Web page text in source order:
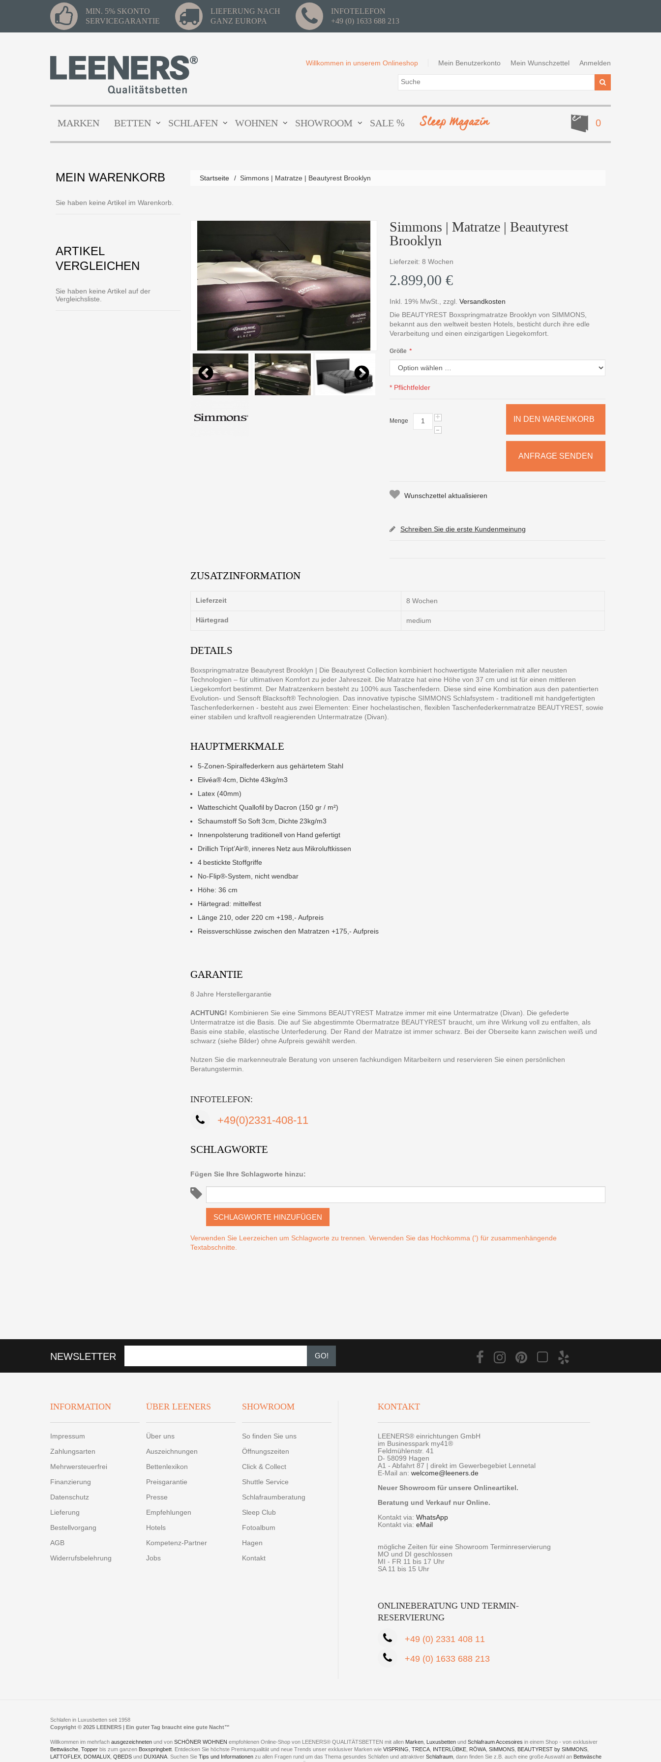
MIN. 5% SKONTO
SERVICEGARANTIE
LIEFERUNG NACH
GANZ EUROPA
INFOTELEFON
+49 (0) 1633 688 213
Mein Benutzerkonto Mein Wunschzettel Anmelden
Willkommen in unserem Onlineshop
0
MARKEN BETTEN SCHLAFEN WOHNEN SHOWROOM SALE % Sleep Magazin
Startseite / Simmons | Matratze | Beautyrest Brooklyn
Simmons | Matratze | Beautyrest
Brooklyn
Lieferzeit: 8 Wochen
2.899,00 €
Inkl. 19% MwSt. zzgl. Versandkosten
Die BEAUTYREST Boxspringmatratze Brooklyn von SIMMONS,
bekannt aus den weltweit besten Hotels, besticht durch ihre edle
Verarbeitung und einen einzigartigen Liegekomfort.
*
Größe
* Pflichtfelder
Menge +
-
IN DEN WARENKORB
ANFRAGE SENDEN
Wunschzettel aktualisieren
Schreiben Sie die erste Kundenmeinung
ZUSATZINFORMATION
Lieferzeit 8 Wochen
Härtegrad medium
DETAILS
Boxspringmatratze Beautyrest Brooklyn | Die Beautyrest Collection kombiniert hochwertigste Materialien mit aller neusten
Technologien – für ultimativen Komfort zu jeder Jahreszeit. Die Matratze hat eine Höhe von 37 cm und ist für einen mittleren
Liegekomfort bestimmt. Der Matratzenkern besteht zu 100% aus Taschenfedern. Diese sind eine Kombination aus den patentierten
Evolution- und Sensoft Blacksoft® Technologien. Das innovative typische SIMMONS Schlafsystem - traditionell mit handgefertigten
Taschenfederkernen - besteht aus zwei Elementen: Einer hochelastischen, flexiblen Taschenfederkernmatratze BEAUTYREST, sowie
einer stabilen und kraftvoll reagierenden Untermatratze (Divan).
HAUPTMERKMALE
5-Zonen-Spiralfederkern aus gehärtetem Stahl
Elivéa® 4cm, Dichte 43kg/m3
Latex (40mm)
Watteschicht Quallofil by Dacron (150 gr / m²)
Schaumstoff So Soft 3cm, Dichte 23kg/m3
Innenpolsterung traditionell von Hand gefertigt
Drillich Tript’Air®, inneres Netz aus Mikroluftkissen
4 bestickte Stoffgriffe
No-Flip®-System, nicht wendbar
Höhe: 36 cm
Härtegrad: mittelfest
Länge 210, oder 220 cm +198,- Aufpreis
Reissverschlüsse zwischen den Matratzen +175,- Aufpreis
GARANTIE
8 Jahre Herstellergarantie
ACHTUNG! Kombinieren Sie eine Simmons BEAUTYREST Matratze immer mit eine Untermatratze (Divan). Die gefederte
Untermatratze ist die Basis. Die auf Sie abgestimmte Obermatratze BEAUTYREST braucht, um ihre Wirkung voll zu entfalten, als
Basis eine stabile, elastische Unterfederung. Der Rand der Matratze ist immer schwarz. Bei der Oberseite kann zwischen weiß und
schwarz (siehe Bilder) ohne Aufpreis gewählt werden.
Nutzen Sie die markenneutrale Beratung von unseren fachkundigen Mitarbeitern und reservieren Sie einen persönlichen
Beratungstermin.
INFOTELEFON:
+49(0)2331-408-11
SCHLAGWORTE
Fügen Sie Ihre Schlagworte hinzu:
SCHLAGWORTE HINZUFÜGEN
Verwenden Sie Leerzeichen um Schlagworte zu trennen. Verwenden Sie das Hochkomma (') für zusammenhängende
Textabschnitte.
MEIN WARENKORB
Sie haben keine Artikel im Warenkorb.
ARTIKEL
VERGLEICHEN
Sie haben keine Artikel auf der
Vergleichsliste.
NEWSLETTER GO!
INFORMATION
Impressum
Zahlungsarten
Mehrwersteuerfrei
Finanzierung
Datenschutz
Lieferung
Bestellvorgang
AGB
Widerrufsbelehrung
ÜBER LEENERS
Über uns
Auszeichnungen
Bettenlexikon
Preisgarantie
Presse
Empfehlungen
Hotels
Kompetenz-Partner
Jobs
SHOWROOM
So finden Sie uns
Öffnungszeiten
Click & Collect
Shuttle Service
Schlafraumberatung
Sleep Club
Fotoalbum
Hagen
Kontakt
KONTAKT
LEENERS® einrichtungen GmbH
im Businesspark my41®
Feldmühlenstr. 41
D- 58099 Hagen
A1 - Abfahrt 87 | direkt im Gewerbegebiet Lennetal
E-Mail an: welcome@leeners.de
Neuer Showroom für unsere Onlineartikel.
Beratung und Verkauf nur Online.
Kontakt via: WhatsApp
Kontakt via: eMail
mögliche Zeiten für eine Showroom Terminreservierung
MO und DI geschlossen
MI - FR 11 bis 17 Uhr
SA 11 bis 15 Uhr
ONLINEBERATUNG UND TERMIN-
RESERVIERUNG
+49 (0) 2331 408 11
+49 (0) 1633 688 213
Schlafen in Luxusbetten seit 1958
Copyright © 2025 LEENERS | Ein guter Tag braucht eine gute Nacht™
Willkommen im mehrfach ausgezeichneten und von SCHÖNER WOHNEN empfohlenen Online-Shop von LEENERS® QUALITÄTSBETTEN mit allen Marken Luxusbetten und Schlafraum Accesoires in einem Shop - von exklusiver
Bettwäsche Topper bis zum ganzen Boxspringbett . Entdecken Sie höchste Premiumqualität und neue Trends unser exklusiver Marken wie VISPRING TRECA INTERLÜBKE RÖWA SIMMONS BEAUTYREST by SIMMONS
LATTOFLEX DOMALUX QBEDS und DUXIANA . Suchen Sie Tips und Informationen zu allen Fragen rund um das Thema gesundes Schlafen und attraktiver Schlafraum , dann finden Sie z.B. auch eine große Auswahl an Bettwäsche